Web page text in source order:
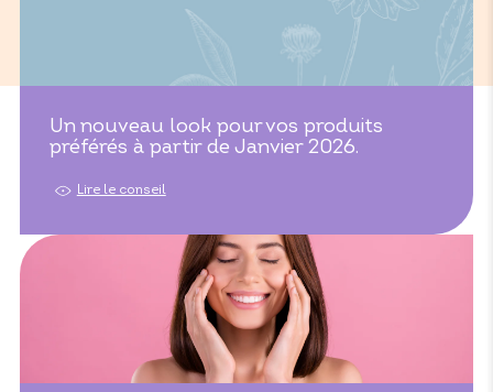
Un nouveau look pour vos produits
préférés à partir de Janvier 2026.
Lire le conseil